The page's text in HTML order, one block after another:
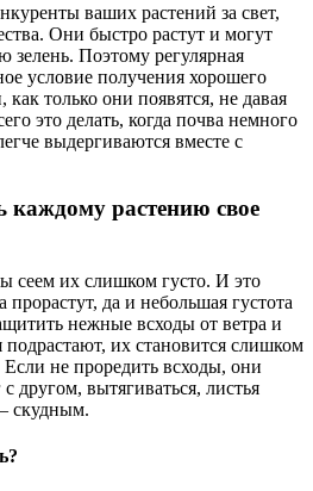
ваших растений за свет,
Они быстро растут и могут
зелень. Поэтому регулярная
условие получения хорошего
только они появятся, не давая
это делать, когда почва немного
выдергиваются вместе с
растению свое
сеем их слишком густо. И это
да и небольшая густота
нежные всходы от ветра и
подрастают, их становится слишком
не проредить всходы, они
другом, вытягиваться, листья
скудным.